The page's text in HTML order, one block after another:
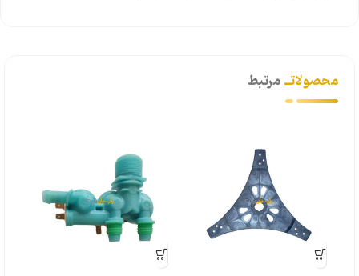
محصولاتــمرتبط